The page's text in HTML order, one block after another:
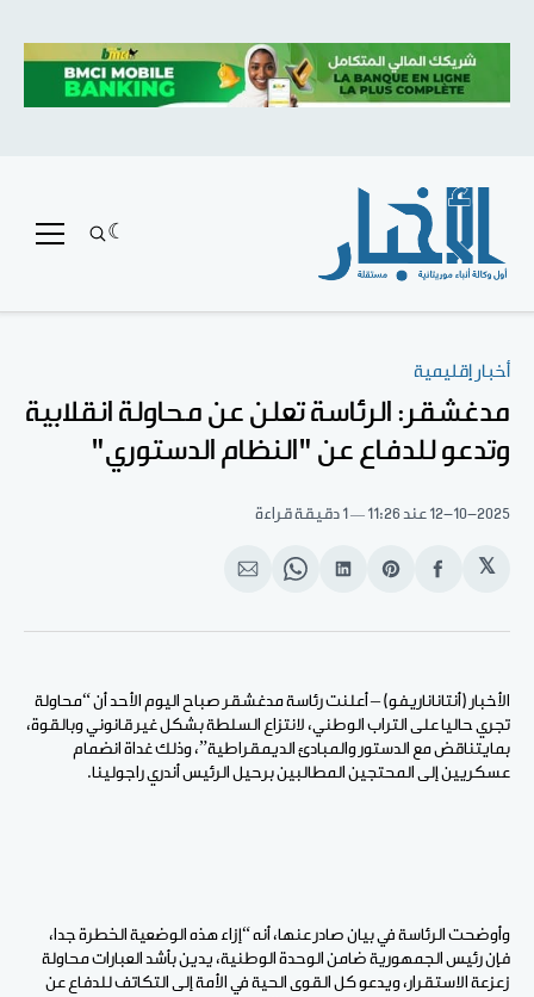
أخبار إقليمية
مدغشقر: الرئاسة تعلن عن محاولة انقلابية
وتدعو للدفاع عن "النظام الدستوري"
12-10-2025 عند 11:26 1 دقيقة قراءة
𝕏
انشر
الفيسبوك
Share
Pinterest
انشر
لينكد
Share
WhatsApp
انشر
الإيميل
الأخبار (أنتاناناريفو) – أعلنت رئاسة مدغشقر صباح اليوم الأحد أن “محاولة
تجري حاليا على التراب الوطني، لانتزاع السلطة بشكل غير قانوني وبالقوة،
بمايتناقض مع الدستور والمبادئ الديمقراطية”، وذلك غداة انضمام
عسكريين إلى المحتجين المطالبين برحيل الرئيس أندري راجولينا.
وأوضحت الرئاسة في بيان صادر عنها، أنه “إزاء هذه الوضعية الخطرة جدا،
فإن رئيس الجمهورية ضامن الوحدة الوطنية، يدين بأشد العبارات محاولة
زعزعة الاستقرار، ويدعو كل القوى الحية في الأمة إلى التكاتف للدفاع عن